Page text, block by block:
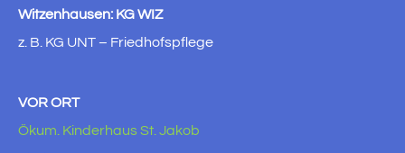
Witzenhausen: KG WIZ
z. B. KG UNT – Friedhofspflege
VOR ORT
Ökum. Kinderhaus St. Jakob